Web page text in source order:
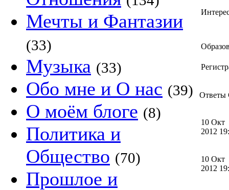
Мечты и Фантазии
(33)
Музыка (33)
Обо мне и О нас (39)
О моём блоге (8)
Политика и
Общество (70)
Прошлое и
Ответы
10 Окт
2012
10 Окт
2012